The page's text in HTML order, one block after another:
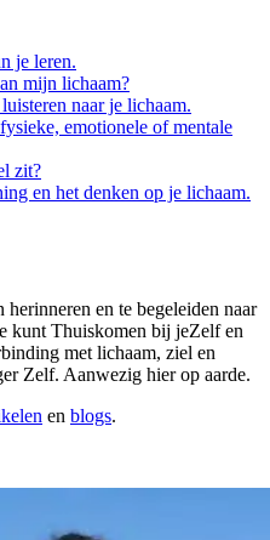
je leren.
mijn lichaam?
naar je lichaam.
emotionele of mentale
zit?
en het denken op je lichaam.
en te begeleiden naar
kunt Thuiskomen bij jeZelf en
met lichaam, ziel en
Zelf. Aanwezig hier op aarde.
en blogs.